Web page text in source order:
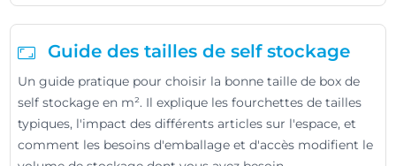
Guide des tailles de self stockage
Un guide pratique pour choisir la bonne taille de box de
self stockage en m². Il explique les fourchettes de tailles
typiques, l'impact des différents articles sur l'espace, et
comment les besoins d'emballage et d'accès modifient le